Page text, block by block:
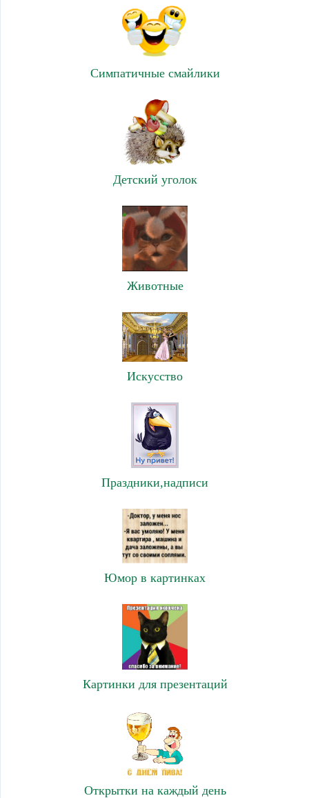
Симпатичные смайлики
Детский уголок
Животные
Искусство
Праздники,надписи
Юмор в картинках
Картинки для презентаций
Открытки на каждый день